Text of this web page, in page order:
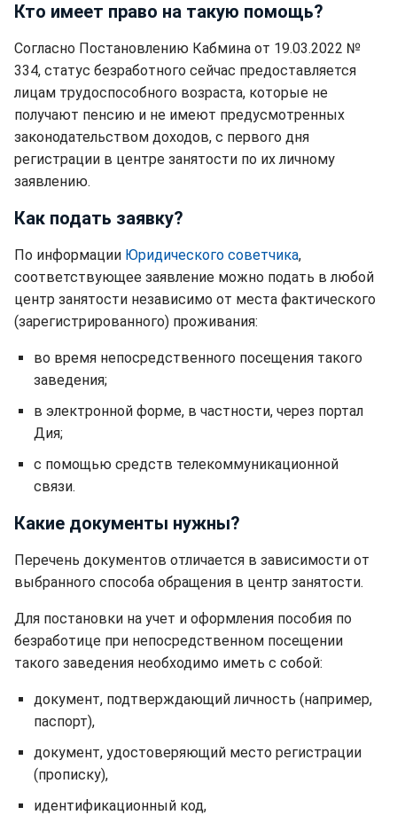
Кто имеет право на такую помощь?
Согласно Постановлению Кабмина от 19.03.2022 №
334, статус безработного сейчас предоставляется
лицам трудоспособного возраста, которые не
получают пенсию и не имеют предусмотренных
законодательством доходов, с первого дня
регистрации в центре занятости по их личному
заявлению.
Как подать заявку?
По информации Юридического советчика,
соответствующее заявление можно подать в любой
центр занятости независимо от места фактического
(зарегистрированного) проживания:
во время непосредственного посещения такого
заведения;
в электронной форме, в частности, через портал
Дия;
с помощью средств телекоммуникационной
связи.
Какие документы нужны?
Перечень документов отличается в зависимости от
выбранного способа обращения в центр занятости.
Для постановки на учет и оформления пособия по
безработице при непосредственном посещении
такого заведения необходимо иметь с собой:
документ, подтверждающий личность (например,
паспорт),
документ, удостоверяющий место регистрации
(прописку),
идентификационный код,